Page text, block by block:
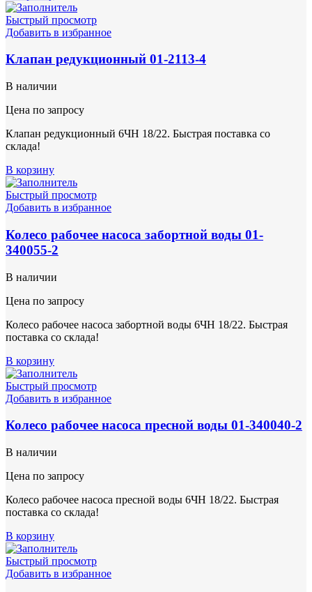
Быстрый просмотр
Добавить в избранное
Клапан редукционный 01-2113-4
В наличии
Цена по запросу
Клапан редукционный 6ЧН 18/22. Быстрая поставка со
склада!
В корзину
Быстрый просмотр
Добавить в избранное
Колесо рабочее насоса забортной воды 01-
340055-2
В наличии
Цена по запросу
Колесо рабочее насоса забортной воды 6ЧН 18/22. Быстрая
поставка со склада!
В корзину
Быстрый просмотр
Добавить в избранное
Колесо рабочее насоса пресной воды 01-340040-2
В наличии
Цена по запросу
Колесо рабочее насоса пресной воды 6ЧН 18/22. Быстрая
поставка со склада!
В корзину
Быстрый просмотр
Добавить в избранное